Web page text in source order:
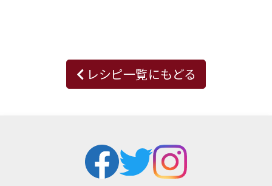
レシピ一覧にもどる